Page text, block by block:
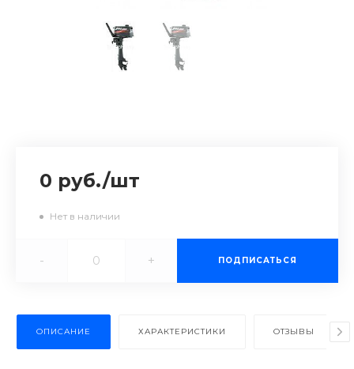
0 руб./шт
Нет в наличии
- + ПОДПИСАТЬСЯ
ОПИСАНИЕ ХАРАКТЕРИСТИКИ ОТЗЫВЫ